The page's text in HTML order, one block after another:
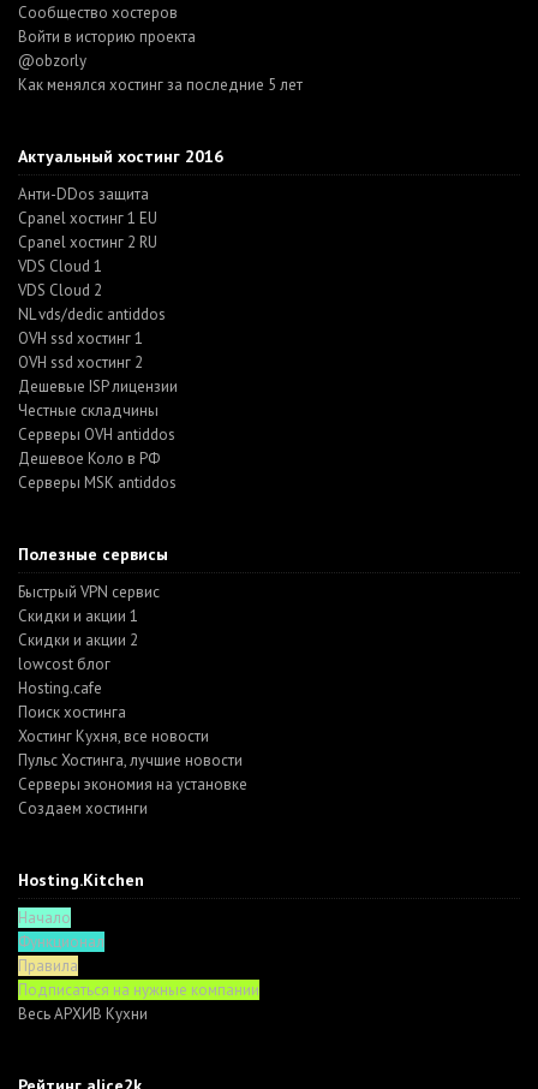
Cообщество хостеров
Войти в историю проекта
@obzorly
Как менялся хостинг за последние 5 лет
Актуальный хостинг 2016
Анти-DDos защита
Cpanel хостинг 1 EU
Cpanel хостинг 2 RU
VDS Cloud 1
VDS Cloud 2
NL vds/dedic antiddos
OVH ssd хостинг 1
OVH ssd хостинг 2
Дешевые ISP лицензии
Честные складчины
Серверы OVH antiddos
Дешевое Коло в РФ
Серверы MSK antiddos
Полезные сервисы
Быстрый VPN сервис
Скидки и акции 1
Скидки и акции 2
lowcost блог
Hosting.cafe
Поиск хостинга
Хостинг Кухня, все новости
Пульс Хостинга, лучшие новости
Серверы экономия на установке
Создаем хостинги
Hosting.Kitchen
Начало
Функционал
Правила
Подписаться на нужные компании
Весь АРХИВ Кухни